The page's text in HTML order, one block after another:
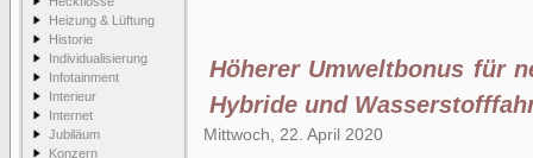
Heizung & Lüftung
Historie
Individualisierung
Infotainment
Interieur
Internet
Jubiläum
Konzern
Höherer Umweltbonus für
Hybride und
Mittwoch, 22. April 2020